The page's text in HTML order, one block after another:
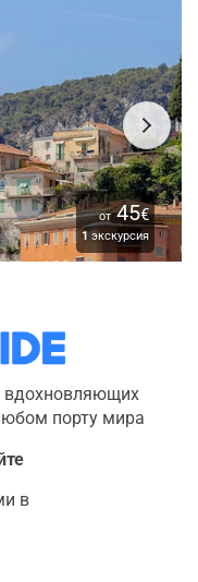
от45€
1 экскурсия
вдохновляющих
порту мира
в